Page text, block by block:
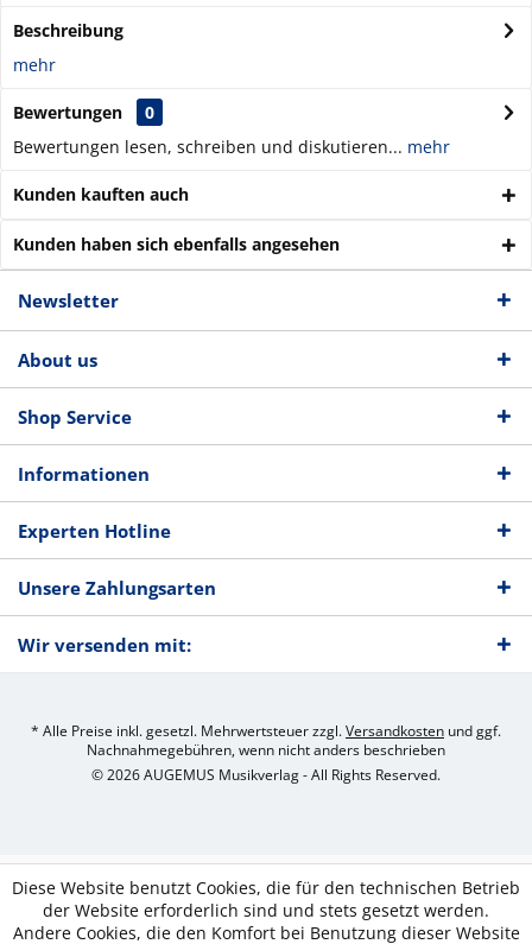
Beschreibung
mehr
Bewertungen
0
Bewertungen lesen, schreiben und diskutieren... mehr
Kunden kauften auch
Kunden haben sich ebenfalls angesehen
Newsletter
About us
Shop Service
Informationen
Experten Hotline
Unsere Zahlungsarten
Wir versenden mit:
* Alle Preise inkl. gesetzl. Mehrwertsteuer zzgl.Versandkosten und ggf.
Nachnahmegebühren, wenn nicht anders beschrieben
© 2026 AUGEMUS Musikverlag - All Rights Reserved.
Diese Website benutzt Cookies, die für den technischen Betrieb
der Website erforderlich sind und stets gesetzt werden.
Andere Cookies, die den Komfort bei Benutzung dieser Website